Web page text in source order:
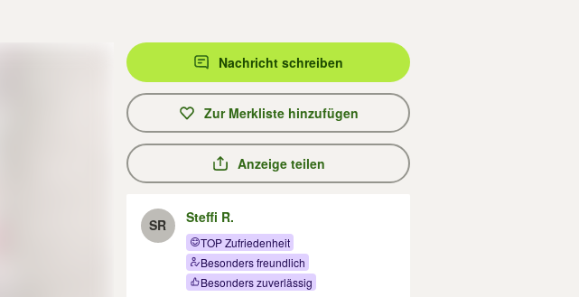
Nachricht schreiben
Zur Merkliste hinzufügen
Anzeige teilen
SR Steffi R.
TOP Zufriedenheit
Besonders freundlich
Besonders zuverlässig